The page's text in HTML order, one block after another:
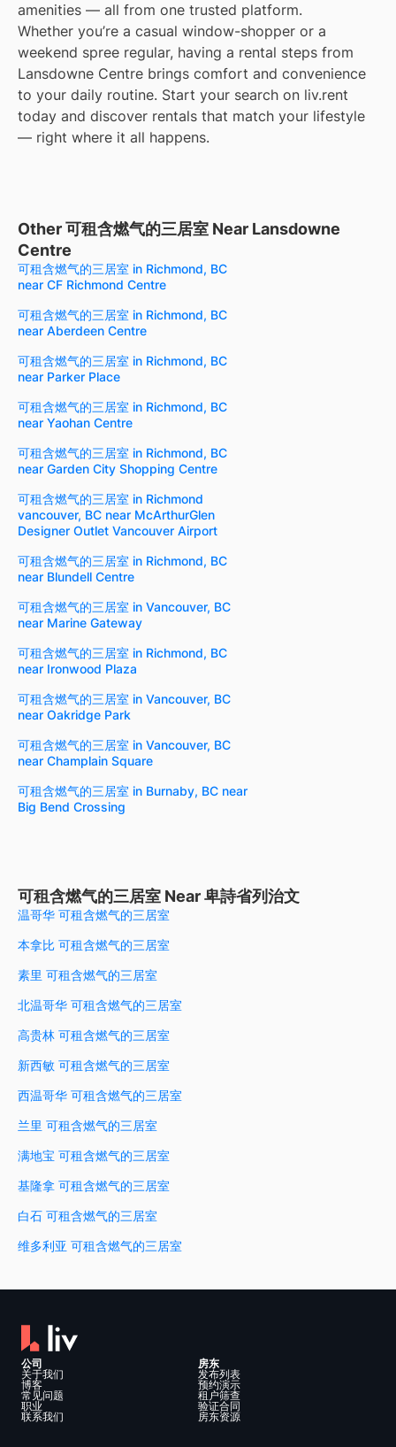
amenities — all from one trusted platform.
Whether you’re a casual window-shopper or a
weekend spree regular, having a rental steps from
Lansdowne Centre brings comfort and convenience
to your daily routine. Start your search on liv.rent
today and discover rentals that match your lifestyle
— right where it all happens.
Other 可租含燃气的三居室 Near Lansdowne
Centre
可租含燃气的三居室 in Richmond, BC
near CF Richmond Centre
可租含燃气的三居室 in Richmond, BC
near Aberdeen Centre
可租含燃气的三居室 in Richmond, BC
near Parker Place
可租含燃气的三居室 in Richmond, BC
near Yaohan Centre
可租含燃气的三居室 in Richmond, BC
near Garden City Shopping Centre
可租含燃气的三居室 in Richmond
vancouver, BC near McArthurGlen
Designer Outlet Vancouver Airport
可租含燃气的三居室 in Richmond, BC
near Blundell Centre
可租含燃气的三居室 in Vancouver, BC
near Marine Gateway
可租含燃气的三居室 in Richmond, BC
near Ironwood Plaza
可租含燃气的三居室 in Vancouver, BC
near Oakridge Park
可租含燃气的三居室 in Vancouver, BC
near Champlain Square
可租含燃气的三居室 in Burnaby, BC near
Big Bend Crossing
可租含燃气的三居室 Near 卑詩省列治文
温哥华 可租含燃气的三居室
本拿比 可租含燃气的三居室
素里 可租含燃气的三居室
北温哥华 可租含燃气的三居室
高贵林 可租含燃气的三居室
新西敏 可租含燃气的三居室
西温哥华 可租含燃气的三居室
兰里 可租含燃气的三居室
满地宝 可租含燃气的三居室
基隆拿 可租含燃气的三居室
白石 可租含燃气的三居室
维多利亚 可租含燃气的三居室
公司
关于我们
博客
常见问题
职业
联系我们
房东
发布列表
预约演示
租户筛查
验证合同
房东资源